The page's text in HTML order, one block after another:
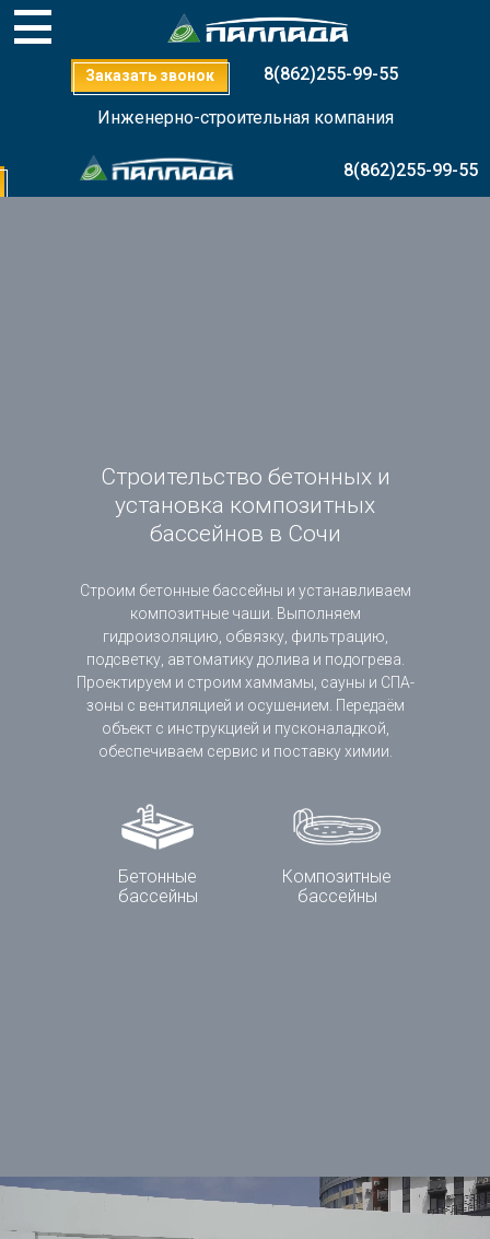
8(862)255-99-55
Заказать звонок
Инженерно-строительная компания
8(862)255-99-55
Строительство бетонных и
установка композитных
бассейнов в Сочи
Бетонные
бассейны
Композитные
бассейны
Строим бетонные бассейны и устанавливаем
композитные чаши. Выполняем
гидроизоляцию, обвязку, фильтрацию,
подсветку, автоматику долива и подогрева.
Проектируем и строим хаммамы, сауны и СПА-
зоны с вентиляцией и осушением. Передаём
объект с инструкцией и пусконаладкой,
обеспечиваем сервис и поставку химии.